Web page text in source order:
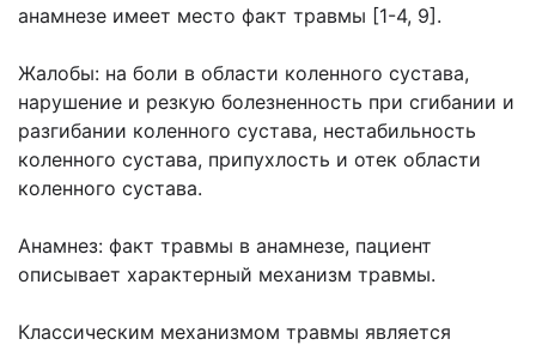
анамнезе имеет место факт травмы [1-4, 9].
Жалобы: на боли в области коленного сустава,
нарушение и резкую болезненность при сгибании и
разгибании коленного сустава, нестабильность
коленного сустава, припухлость и отек области
коленного сустава.
Анамнез: факт травмы в анамнезе, пациент
описывает характерный механизм травмы.
Классическим механизмом травмы является